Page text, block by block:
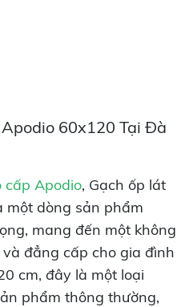
60x120 Tại Đà
cấp Apodio, Gạch ốp lát
một dòng sản phẩm
mang đến một không
đẳng cấp cho gia đình
cm, đây là một loại
phẩm thông thường,